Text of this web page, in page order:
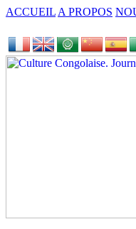
ACCUEIL A PROPOS